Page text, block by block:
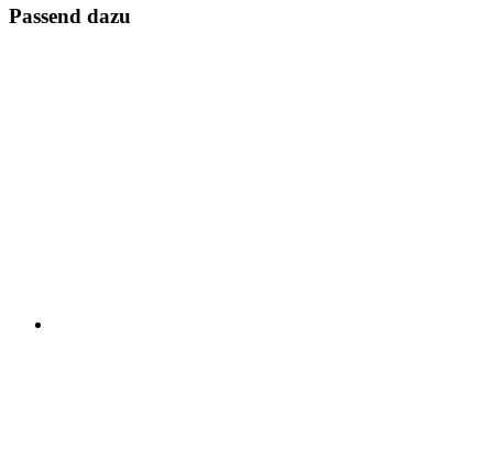
Passend dazu